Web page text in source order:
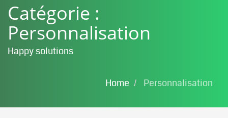
Catégorie :
Personnalisation
Happy solutions
Home Personnalisation